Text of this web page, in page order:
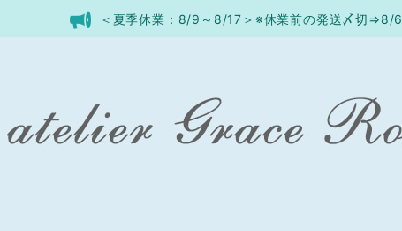
＜夏季休業：8/9～8/17＞※休業前の発送〆切⇒8/6